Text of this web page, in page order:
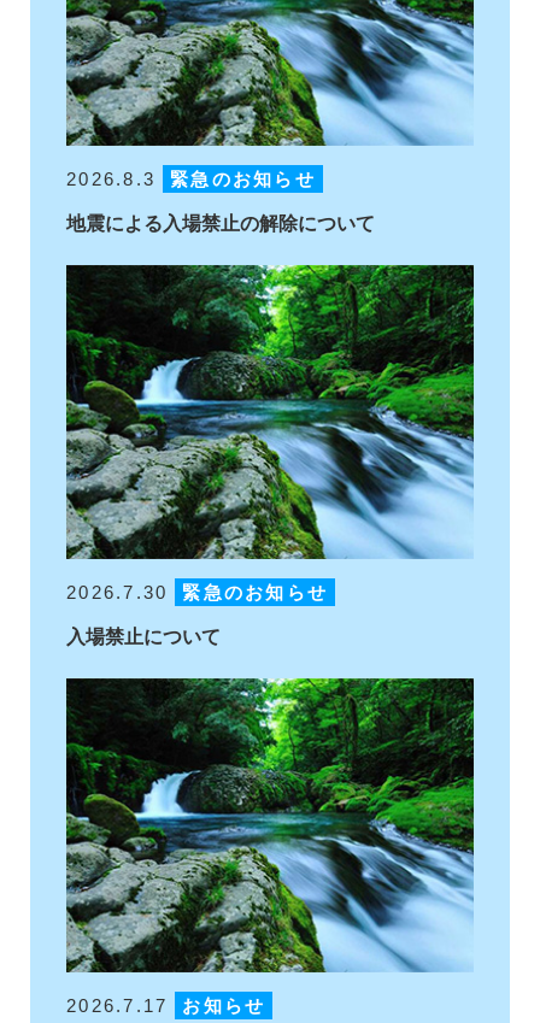
2026.8.3 緊急のお知らせ
地震による入場禁止の解除について
2026.7.30 緊急のお知らせ
入場禁止について
2026.7.17 お知らせ